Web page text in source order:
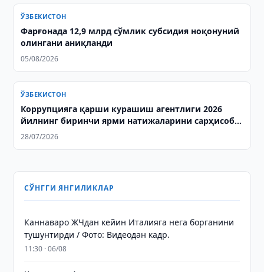
ЎЗБЕКИСТОН
Фарғонада 12,9 млрд сўмлик субсидия ноқонуний
олингани аниқланди
05/08/2026
ЎЗБЕКИСТОН
Коррупцияга қарши курашиш агентлиги 2026
йилнинг биринчи ярми натижаларини сарҳисоб
қилди
28/07/2026
СЎНГГИ ЯНГИЛИКЛАР
Каннаваро ЖЧдан кейин Италияга нега борганини
тушунтирди / Фото: Видеодан кадр.
11:30 · 06/08